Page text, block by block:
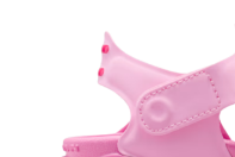
Pantofi sport femei
Slapi femei